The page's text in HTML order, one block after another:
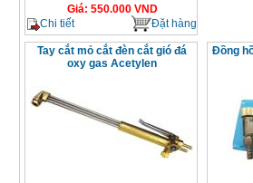
Giá: 550.000VND
Chi tiết
Đặt hàng
Tay cắt mỏ cắt đèn cắt gió đá
oxy gas Acetylen
Đồng